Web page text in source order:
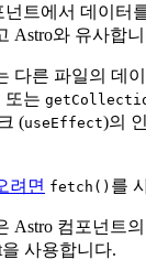
넌트에서 데이터
Astro와 유사합
다른 파일의 데
또는
(useEffect)의
려면 fetch() 를
Astro 컴포넌트
을 사용합니다.